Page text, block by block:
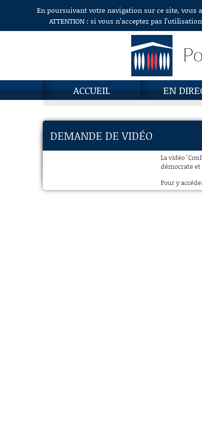
Aller au contenuEn poursuivant votre navigation sur ce site, vous
ATTENTION : si vous n’acceptez pas
ACCUEIL EN
DEMANDE DE VIDÉO
La vidéo
démocrate et
Pour y